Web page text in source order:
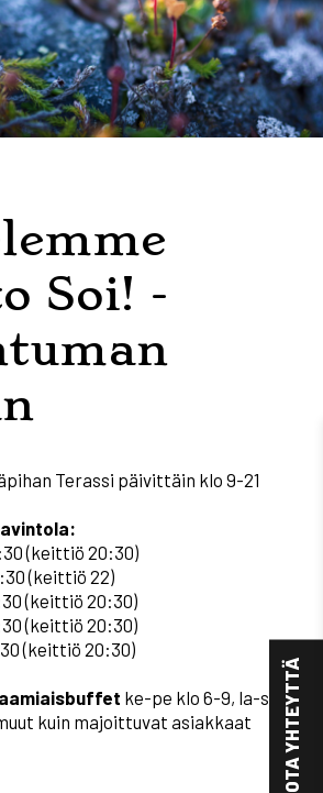
Soi! -
Terassi päivittäin klo 9-21
(keittiö 20:30)
(keittiö 22)
(keittiö 20:30)
(keittiö 20:30)
(keittiö 20:30)
ke-pe klo 6-9, la-su
kuin majoittuvat asiakkaat
OTA YHTEYTTÄ